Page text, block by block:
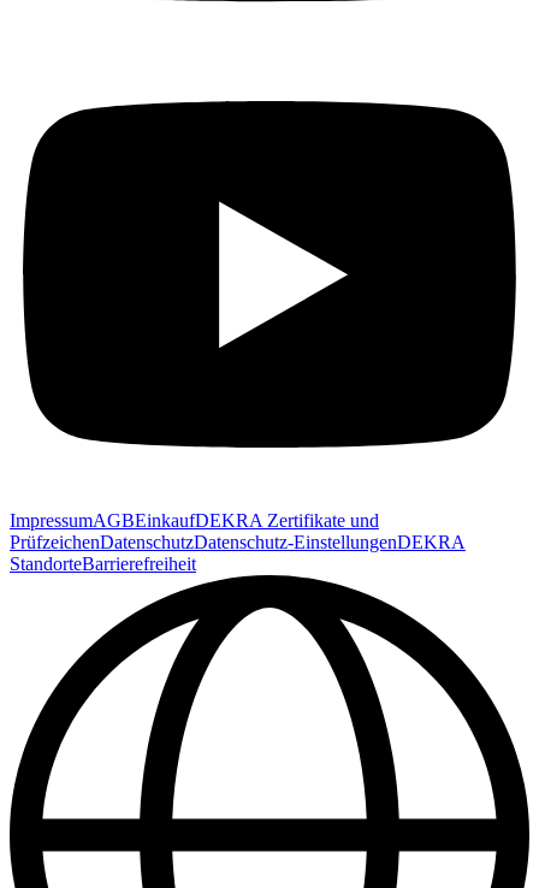
ImpressumAGBEinkaufDEKRA Zertifikate und
PrüfzeichenDatenschutzDatenschutz-EinstellungenDEKRA
StandorteBarrierefreiheit